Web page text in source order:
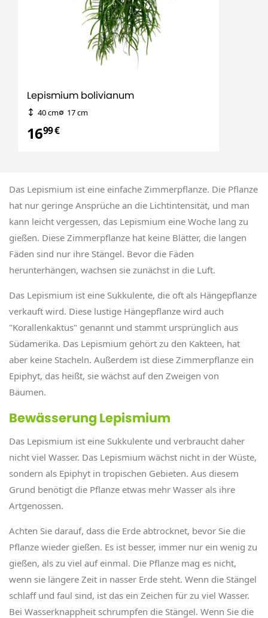
Lepismium bolivianum
40 cm 17 cm
1699 €
Das Lepismium ist eine einfache Zimmerpflanze. Die Pflanze
hat nur geringe Ansprüche an die Lichtintensität, und man
kann leicht vergessen, das Lepismium eine Woche lang zu
gießen. Diese Zimmerpflanze hat keine Blätter, die langen
Fäden sind nur ihre Stängel. Bevor die Fäden
herunterhängen, wachsen sie zunächst in die Luft.
Das Lepismium ist eine Sukkulente, die oft als Hängepflanze
verkauft wird. Diese lustige Hängepflanze wird auch
"Korallenkaktus" genannt und stammt ursprünglich aus
Südamerika. Das Lepismium gehört zu den Kakteen, hat
aber keine Stacheln. Außerdem ist diese Zimmerpflanze ein
Epiphyt, das heißt, sie wächst auf den Zweigen von
Bäumen.
Bewässerung Lepismium
Das Lepismium ist eine Sukkulente und verbraucht daher
nicht viel Wasser. Das Lepismium wächst nicht in der Wüste,
sondern als Epiphyt in tropischen Gebieten. Aus diesem
Grund benötigt die Pflanze etwas mehr Wasser als ihre
Artgenossen.
Achten Sie darauf, dass die Erde abtrocknet, bevor Sie die
Pflanze wieder gießen. Es ist besser, immer nur ein wenig zu
gießen, als zu viel auf einmal. Die Pflanze mag es nicht,
wenn sie längere Zeit in nasser Erde steht. Wenn die Stängel
schlaff und faul sind, ist das ein Zeichen für zu viel Wasser.
Bei Wasserknappheit schrumpfen die Stängel. Wenn Sie die